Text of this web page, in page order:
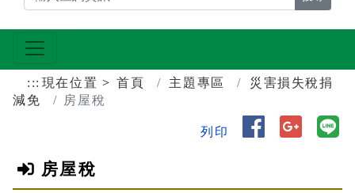
::: 現在位置 首頁 主題專區
災害損失稅捐
減免
房屋稅
列印
分享到分享到
房屋稅